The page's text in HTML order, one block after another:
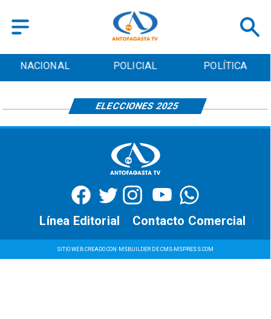
NACIONAL POLICIAL POLÍTICA
ELECCIONES 2025
SITIO WEB CREADO CON MSBUILDER DE CMS-MSPRESS.COM
Contacto Comercial
Línea Editorial